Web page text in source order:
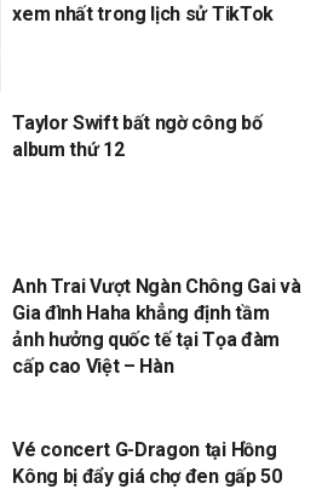
xem nhất trong lịch sử TikTok
Taylor Swift bất ngờ công bố
album thứ 12
Anh Trai Vượt Ngàn Chông Gai và
Gia đình Haha khẳng định tầm
ảnh hưởng quốc tế tại Tọa đàm
cấp cao Việt – Hàn
Vé concert G-Dragon tại Hồng
Kông bị đẩy giá chợ đen gấp 50